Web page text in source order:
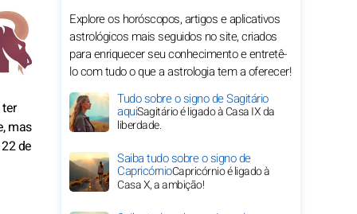
mas
de
Explore os horóscopos, artigos e aplicativos
astrológicos mais seguidos no site, criados
para enriquecer seu conhecimento e entretê-
lo com tudo o que a astrologia tem a oferecer!
Tudo sobre o signo de Sagitário
aquiSagitário é ligado à Casa IX da
liberdade.
Saiba tudo sobre o signo de
CapricórnioCapricórnio é ligado à
Casa X, a ambição!